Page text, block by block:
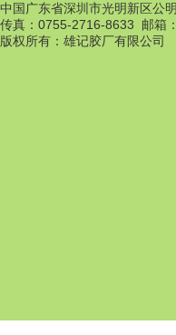
橡膠配件
中国广东省深圳市光明新区公
传真：0755-2716-8633 邮箱
版权所有：雄记胶厂有限公